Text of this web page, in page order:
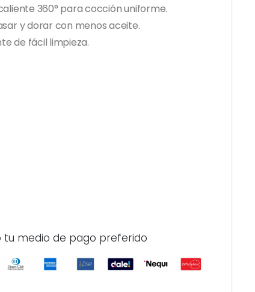
360° para cocción uniforme.
y dorar con menos aceite.
de fácil limpieza.
tu medio de pago preferido